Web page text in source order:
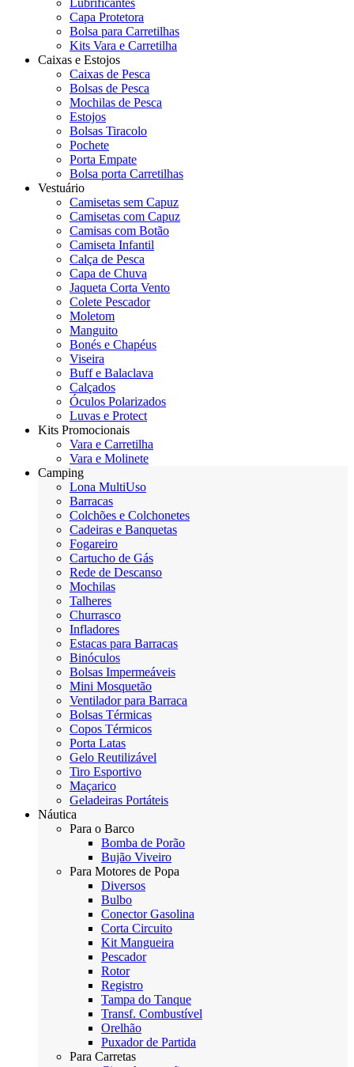
Lubrificantes
Capa Protetora
Bolsa para Carretilhas
Kits Vara e Carretilha
Caixas e Estojos
Caixas de Pesca
Bolsas de Pesca
Mochilas de Pesca
Estojos
Bolsas Tiracolo
Pochete
Porta Empate
Bolsa porta Carretilhas
Vestuário
Camisetas sem Capuz
Camisetas com Capuz
Camisas com Botão
Camiseta Infantil
Calça de Pesca
Capa de Chuva
Jaqueta Corta Vento
Colete Pescador
Moletom
Manguito
Bonés e Chapéus
Viseira
Buff e Balaclava
Calçados
Óculos Polarizados
Luvas e Protect
Kits Promocionais
Vara e Carretilha
Vara e Molinete
Camping
Lona MultiUso
Barracas
Colchões e Colchonetes
Cadeiras e Banquetas
Fogareiro
Cartucho de Gás
Rede de Descanso
Mochilas
Talheres
Churrasco
Infladores
Estacas para Barracas
Binóculos
Bolsas Impermeáveis
Mini Mosquetão
Ventilador para Barraca
Bolsas Térmicas
Copos Térmicos
Porta Latas
Gelo Reutilizável
Tiro Esportivo
Maçarico
Geladeiras Portáteis
Náutica
Para o Barco
Bomba de Porão
Bujão Viveiro
Para Motores de Popa
Diversos
Bulbo
Conector Gasolina
Corta Circuito
Kit Mangueira
Pescador
Rotor
Registro
Tampa do Tanque
Transf. Combustível
Orelhão
Puxador de Partida
Para Carretas